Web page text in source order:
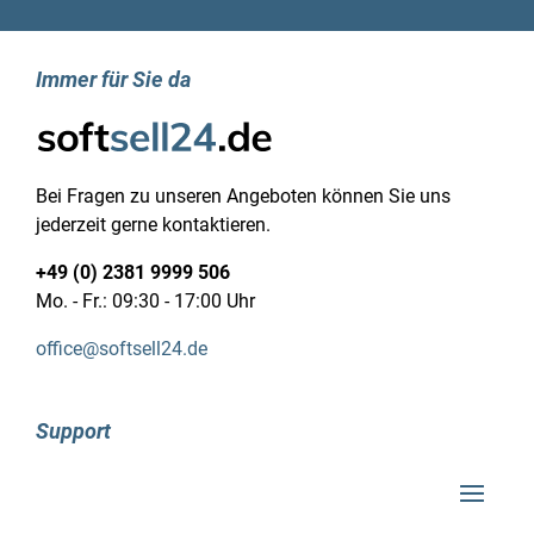
Immer für Sie da
Bei Fragen zu unseren Angeboten können Sie uns
jederzeit gerne kontaktieren.
+49 (0) 2381 9999 506
Mo. - Fr.: 09:30 - 17:00 Uhr
office@softsell24.de
Support